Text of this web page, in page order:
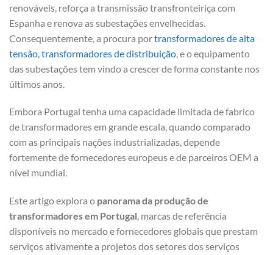
renováveis, reforça a transmissão transfronteiriça com
Espanha e renova as subestações envelhecidas.
Consequentemente, a procura portransformadores de alta
tensão transformadores de distribuição , e o equipamento
das subestações tem vindo a crescer de forma constante nos
últimos anos.
Embora Portugal tenha uma capacidade limitada de fabrico
de transformadores em grande escala, quando comparado
com as principais nações industrializadas, depende
fortemente de fornecedores europeus e de parceiros OEM a
nível mundial.
Este artigo explora o panorama da produção de
transformadores em Portugal, marcas de referência
disponíveis no mercado e fornecedores globais que prestam
serviços ativamente a projetos dos setores dos serviços